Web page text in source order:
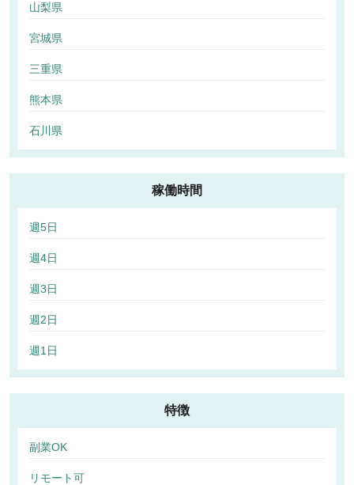
山梨県
宮城県
三重県
熊本県
石川県
稼働時間
週5日
週4日
週3日
週2日
週1日
特徴
副業OK
リモート可